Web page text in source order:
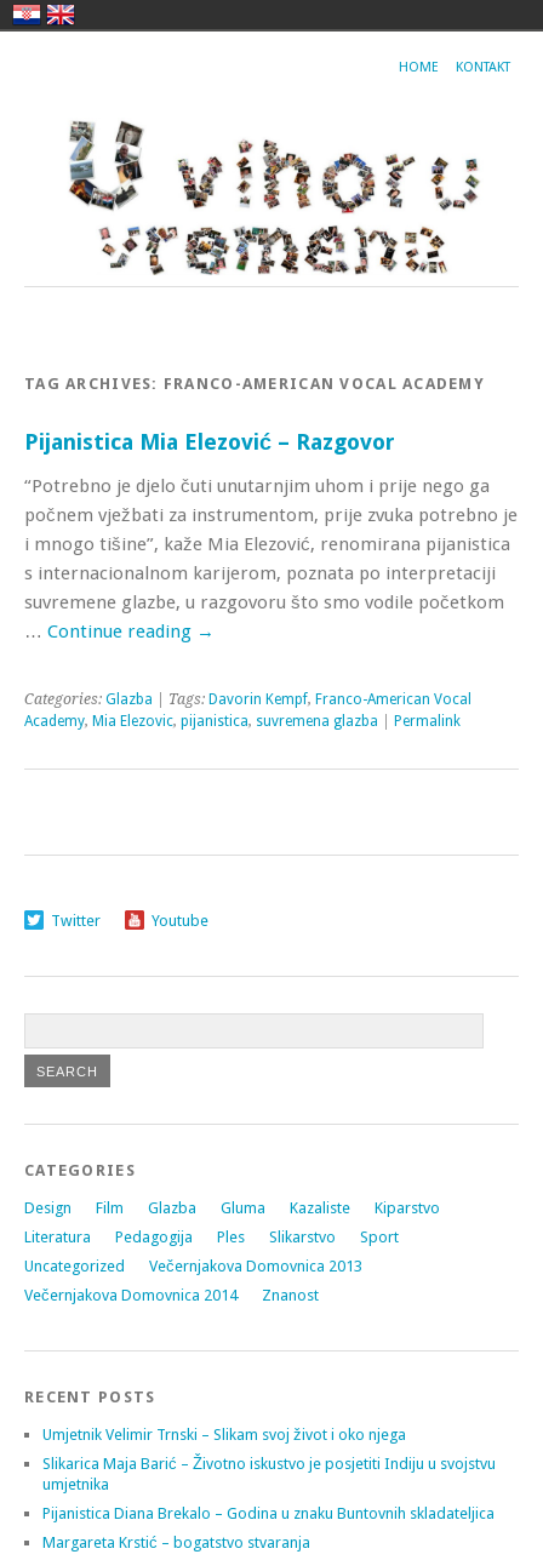
HOME KONTAKT
TAG ARCHIVES: FRANCO-AMERICAN VOCAL ACADEMY
Pijanistica Mia Elezović – Razgovor
“Potrebno je djelo čuti unutarnjim uhom i prije nego ga
počnem vježbati za instrumentom, prije zvuka potrebno je
i mnogo tišine”, kaže Mia Elezović, renomirana pijanistica
s internacionalnom karijerom, poznata po interpretaciji
suvremene glazbe, u razgovoru što smo vodile početkom
… Continue reading →
Categories: Glazba | Tags: Davorin Kempf, Franco-American Vocal
Academy, Mia Elezovic, pijanistica, suvremena glazba Permalink
Twitter Youtube
CATEGORIES
Design Film Glazba Gluma Kazaliste
Kiparstvo
Literatura
Pedagogija Ples Slikarstvo
Sport
Uncategorized
Večernjakova Domovnica 2013
Večernjakova Domovnica 2014
Znanost
RECENT POSTS
Umjetnik Velimir Trnski – Slikam svoj život i oko njega
Slikarica Maja Barić – Životno iskustvo je posjetiti Indiju u svojstvu
umjetnika
Pijanistica Diana Brekalo – Godina u znaku Buntovnih skladateljica
Margareta Krstić – bogatstvo stvaranja